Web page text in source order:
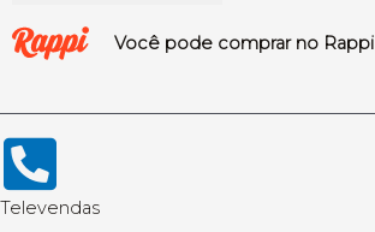
Você pode comprar no Rappi
Televendas